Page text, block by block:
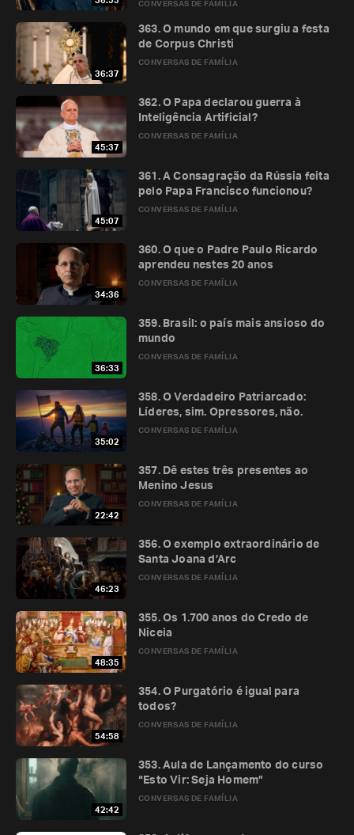
CONVERSAS DE FAMÍLIA
36:37
CONVERSAS DE FAMÍLIA
363. O mundo em que surgiu a festa
de Corpus Christi
45:37
CONVERSAS DE FAMÍLIA
362. O Papa declarou guerra à
Inteligência Artificial?
45:07
CONVERSAS DE FAMÍLIA
361. A Consagração da Rússia feita
pelo Papa Francisco funcionou?
34:36
CONVERSAS DE FAMÍLIA
360. O que o Padre Paulo Ricardo
aprendeu nestes 20 anos
36:33
CONVERSAS DE FAMÍLIA
359. Brasil: o país mais ansioso do
mundo
35:02
CONVERSAS DE FAMÍLIA
358. O Verdadeiro Patriarcado:
Líderes, sim. Opressores, não.
22:42
CONVERSAS DE FAMÍLIA
357. Dê estes três presentes ao
Menino Jesus
46:23
CONVERSAS DE FAMÍLIA
356. O exemplo extraordinário de
Santa Joana d’Arc
48:35
CONVERSAS DE FAMÍLIA
355. Os 1.700 anos do Credo de
Niceia
54:58
CONVERSAS DE FAMÍLIA
354. O Purgatório é igual para
todos?
42:42
CONVERSAS DE FAMÍLIA
353. Aula de Lançamento do curso
“Esto Vir: Seja Homem”